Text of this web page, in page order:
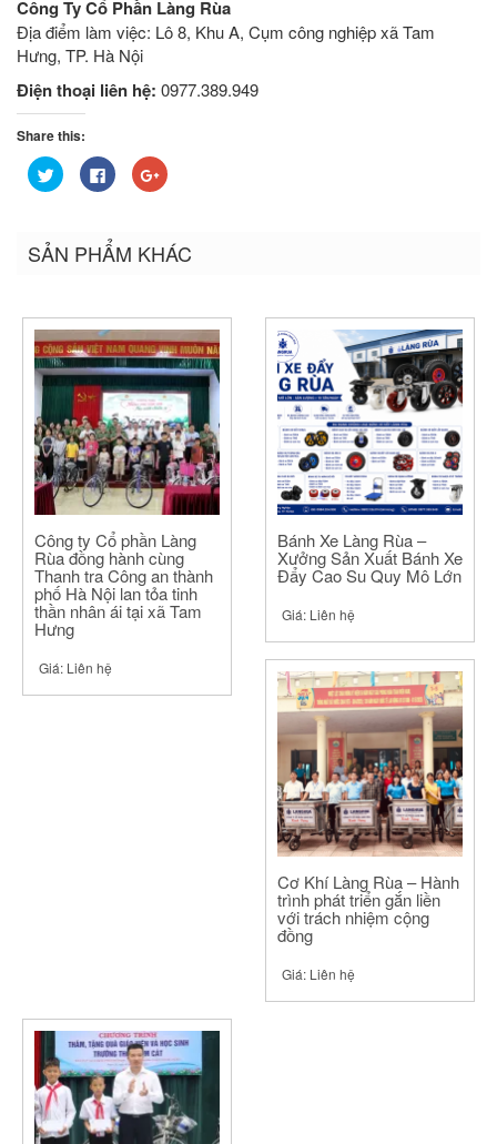
Công Ty Cổ Phần Làng Rùa
Địa điểm làm việc: Lô 8, Khu A, Cụm công nghiệp xã Tam
Hưng, TP. Hà Nội
Điện thoại liên hệ: 0977.389.949
Share this:
Bấm
để
(Opens
in
Nhấn
vào
Facebook
(Opens
in
Bấm
để
(Opens
in
SẢN PHẨM KHÁC
Công ty Cổ phần Làng
Rùa đồng hành cùng
Thanh tra Công an thành
phố Hà Nội lan tỏa tinh
thần nhân ái tại xã Tam
Hưng
Giá: Liên hệ
Bánh Xe Làng Rùa –
Xưởng Sản Xuất Bánh Xe
Đẩy Cao Su Quy Mô Lớn
Giá: Liên hệ
Cơ Khí Làng Rùa – Hành
trình phát triển gắn liền
với trách nhiệm cộng
đồng
Giá: Liên hệ